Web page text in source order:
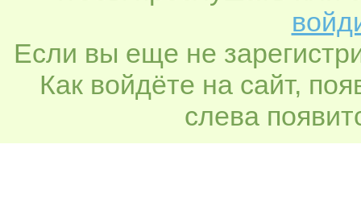
Если вы еще не
Как войдёте на сайт,
слева